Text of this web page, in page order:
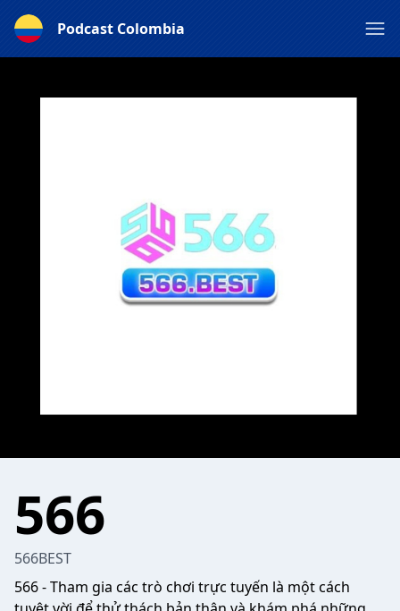
Podcast Colombia
566
566BEST
566- Tham gia các trò chơi trực tuyến là một cách